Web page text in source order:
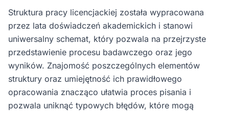
Struktura pracy licencjackiej została wypracowana
przez lata doświadczeń akademickich i stanowi
uniwersalny schemat, który pozwala na przejrzyste
przedstawienie procesu badawczego oraz jego
wyników. Znajomość poszczególnych elementów
struktury oraz umiejętność ich prawidłowego
opracowania znacząco ułatwia proces pisania i
pozwala uniknąć typowych błędów, które mogą